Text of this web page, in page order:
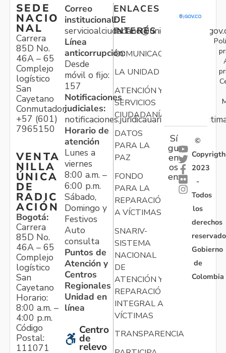
SEDE
NACIO
NAL
Carrera
85D No.
46A – 65
Complejo
logístico
San
Cayetano
Conmutador:
+57 (601)
7965150
VENTA
NILLA
ÚNICA
DE
RADIC
ACIÓN
Bogotá:
Carrera
85D No.
46A – 65
Complejo
logístico
San
Cayetano
Horario:
8:00 a.m. –
4:00 p.m.
Código
Postal:
111071
Correo
institucional:
Línea
anticorrupción:
Desde
móvil o fijo:
157
Notificaciones
judiciales:
Horario de
atención
Lunes a
viernes
8:00 a.m. –
6:00 p.m.
Sábado,
Domingo y
Festivos
Auto
consulta
Puntos de
Atención y
Centros
Regionales
Unidad en
línea
Centro
de
relevo
ENLACES
DE
INTERÉS
COMUNICACIONES
LA UNIDAD
ATENCIÓN Y
SERVICIOS
CIUDADANÍA
DATOS
PARA LA
PAZ
FONDO
PARA LA
REPARACIÓN
A VÍCTIMAS
SNARIV-
SISTEMA
NACIONAL
DE
ATENCIÓN Y
REPARACIÓN
INTEGRAL A
VÍCTIMAS
TRANSPARENCIA
Sí
gu
en
os
en:
©
Copyrigth
2023
-
Todos
los
derechos
Gobierno
de
Colombia